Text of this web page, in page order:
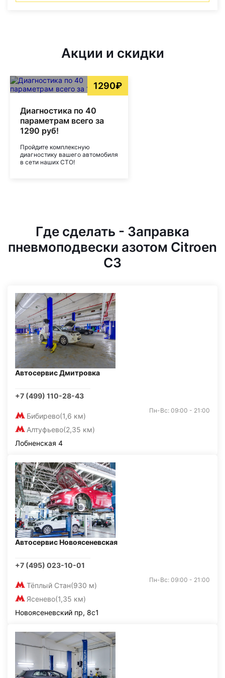
Акции и скидки
1290₽
Диагностика по 40
параметрам всего за
1290 руб!
Пройдите комплексную
диагностику вашего автомобиля
в сети наших СТО!
Где сделать - Заправка
пневмоподвески азотом Citroen
C3
Автосервис Дмитровка
+7 (499) 110-28-43
Бибирево(1,6 км)
Алтуфьево(2,35 км)
Пн-Вс: 09:00 - 21:00
Лобненская 4
Автосервис Новоясеневская
+7 (495) 023-10-01
Тёплый Стан(930 м)
Ясенево(1,35 км)
Пн-Вс: 09:00 - 21:00
Новоясеневский пр, 8с1